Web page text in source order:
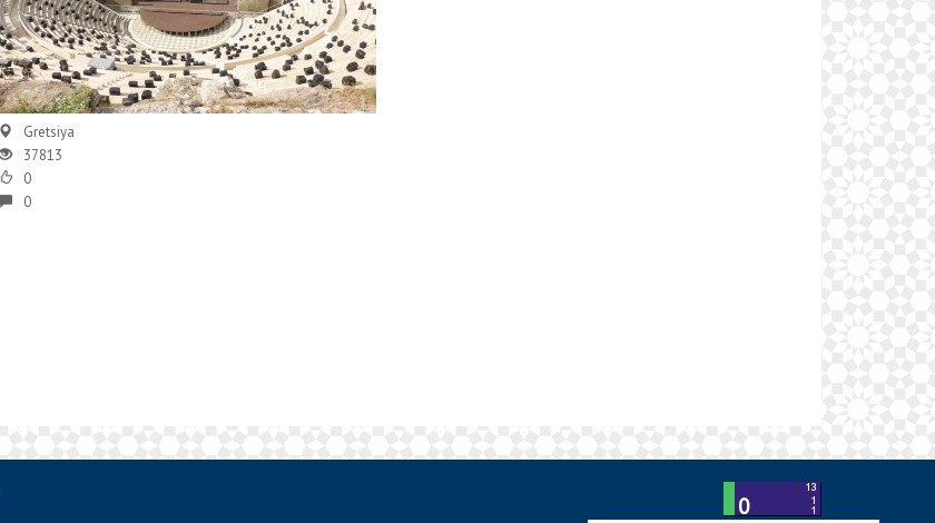
Gretsiya
37813
0
0